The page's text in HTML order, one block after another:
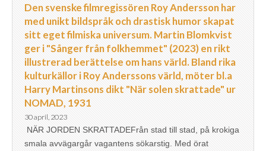
Den svenske filmregissören Roy Andersson har
med unikt bildspråk och drastisk humor skapat
sitt eget filmiska universum. Martin Blomkvist
ger i "Sånger från folkhemmet" (2023) en rikt
illustrerad berättelse om hans värld. Bland rika
kulturkällor i Roy Anderssons värld, möter bl.a
Harry Martinsons dikt "När solen skrattade" ur
NOMAD, 1931
30 april, 2023
NÄR JORDEN SKRATTADEFrån stad till stad, på krokiga
smala avvägargår vagantens sökarstig. Med örat